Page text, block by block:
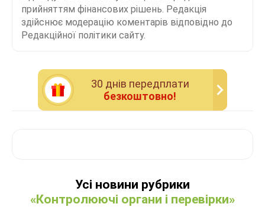
прийняттям фінансових рішень. Редакція
здійснює модерацію коментарів відповідно до
Редакційної політики сайту.
30 днiв передплати
безкоштовно!
Усі новини рубрики
«Контролюючі органи і перевірки»